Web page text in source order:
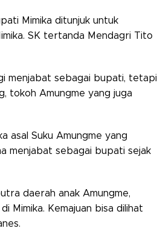
Mimika ditunjuk untuk
SK tertanda Mendagri Tito
menjabat sebagai bupati, tetapi
tokoh Amungme yang juga
asal Suku Amungme yang
menjabat sebagai bupati sejak
daerah anak Amungme,
Mimika. Kemajuan bisa dilihat